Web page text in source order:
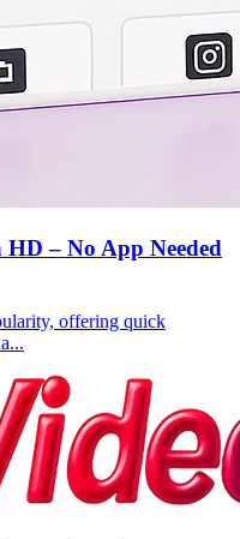
– No App Needed
offering quick